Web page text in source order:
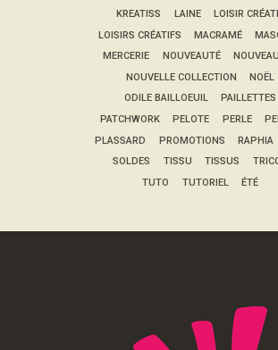
KREATISS
LAINE
LOISIR
LOISIRS CRÉATIFS
MACRAMÉ
MERCERIE
NOUVEAUTÉ
NOUVELLE COLLECTION
NOËL
ODILE BAILLOEUIL
PAILLETTES
PATCHWORK
PELOTE PERLE
PLASSARD
PROMOTIONS RAPHIA
SOLDES
TISSU TISSUS
TUTO
TUTORIEL ÉTÉ